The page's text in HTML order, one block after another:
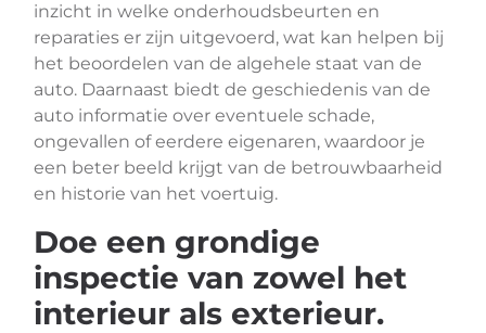
inzicht in welke onderhoudsbeurten en
reparaties er zijn uitgevoerd, wat kan helpen bij
het beoordelen van de algehele staat van de
auto. Daarnaast biedt de geschiedenis van de
auto informatie over eventuele schade,
ongevallen of eerdere eigenaren, waardoor je
een beter beeld krijgt van de betrouwbaarheid
en historie van het voertuig.
Doe een grondige
inspectie van zowel het
interieur als exterieur.